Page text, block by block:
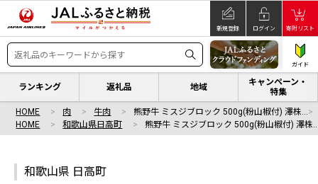
新規登録 ログイン 寄附リスト
ガイド
ランキング 返礼品 地域
キャンペーン・
特集
HOME 肉 牛肉
熊野牛 ミスジブロック 500g(粉山椒付) 澤株…
HOME
和歌山県日高町 熊野牛 ミスジブロック 500g(粉山椒付) 澤株
和歌山県 日高町